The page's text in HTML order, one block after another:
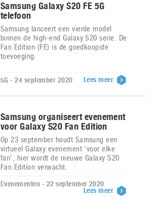
Samsung Galaxy S20 FE 5G
telefoon
Samsung lanceert een vierde model
binnen de high-end Galaxy S20 serie. De
Fan Edition (FE) is de goedkoopste
toevoeging.
5G - 24 september 2020 Lees meer
Samsung organiseert evenement
voor Galaxy S20 Fan Edition
Op 23 september houdt Samsung een
virtueel Galaxy evenement 'voor elke
fan', hier wordt de nieuwe Galaxy S20
Fan Edition verwacht.
Evenementen - 22 september 2020
Lees meer